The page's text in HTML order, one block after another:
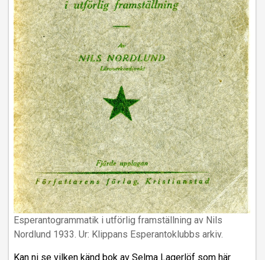
Esperantogrammatik i utförlig framställning av Nils
Nordlund 1933. Ur: Klippans Esperantoklubbs arkiv.
Kan ni se vilken känd bok av Selma Lagerlöf som här